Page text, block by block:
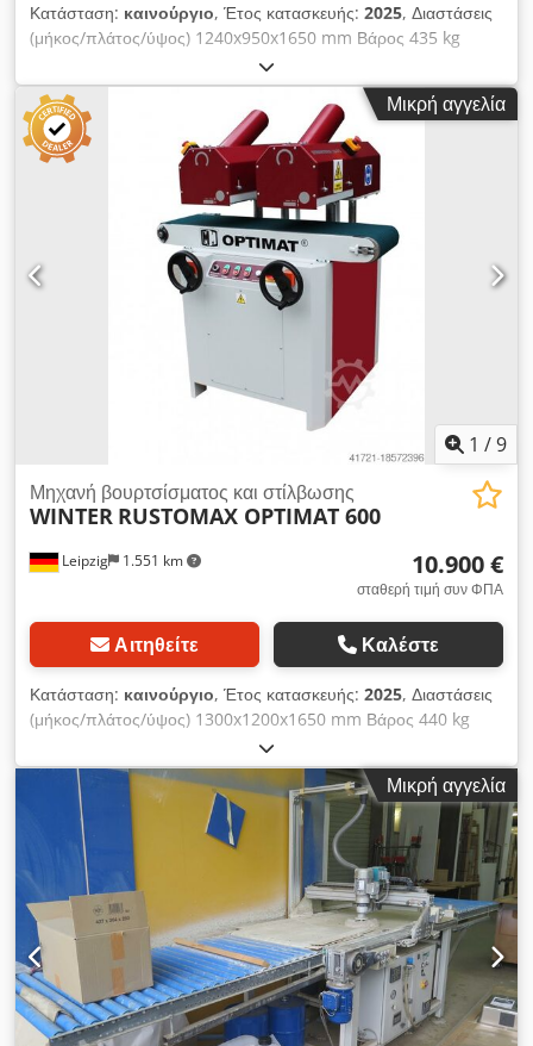
Κατάσταση: καινούργιο, Έτος κατασκευής: 2025, Διαστάσεις
(μήκος/πλάτος/ύψος) 1240x950x1650 mm Βάρος 435 kg
Συνολική απαίτηση ισχύος 4,65 kW Βουρτσιστικό μηχάνημα
RUSTOMAX 300 DELUXE - Πλάτος εργασίας 300 mm - Ύψος
εργασίας μέγ. 300 mm - Μήκος εργασίας 1100 mm -
Διάμετρος βούρτσας 190 mm - Ταχύτητα βούρτσας 1500 rpm
- Διάμετρος οπής βούρτσας 40 mm - δύο μονάδες βούρτσας
συμπεριλαμβανομένης της βούρτσας - Ταχύτητα τροφοδοσίας
συνεχώς ρυθμιζόμενη έως 10 m/min. Cjdpfjv A Hdcsx Ah Usrf
- Ύψος εργασίας 940 mm - Διάμετρος ακροφυσίου εισαγωγής
2 x 120 mm - Μονάδες βούρτσας ισχύος 2 x 2,2 KW -
Τροφοδοσία κινητήρα 0,25 KW - Συνολική ισχύς 4,65 kW -
Τάση 400 V/ 50 Hz - συμπεριλαμβανομένων 2 βουρτσών για
δόμηση σκληρού και μαλακού τεμαχίου σε ρολό με το χέρι
διαστάσεις L= 1240 mm, W = 950 mm, Υ = 1650 mm - Βάρος
Μικρή αγγελία
1 /9
Leipzig 1.551 km
Μηχανή βουρτσίσματος και στίλβωσης
WINTER RUSTOMAX OPTIMAT 600
10.900 €
σταθερή τιμή συν ΦΠΑ
Αιτηθείτε Καλέστε
Κατάσταση: καινούργιο, Έτος κατασκευής: 2025, Διαστάσεις
(μήκος/πλάτος/ύψος) 1300x1200x1650 mm Βάρος 440 kg
Συνολική απαίτηση ισχύος 8 kW Βουρτσιστικό μηχάνημα
RUSTOMAX OPTIMAT 600 - Πλάτος εργασίας 600 mm - μέγ.
ύψος υλικού 300 mm - Μήκος εργασίας 1200 mm - Διάμετρος
βούρτσας 190 mm - Ταχύτητα βούρτσας 1500 rpm -
Διάμετρος άξονα 40 mm - Αριθμός βουρτσών: 2 τεμ. (μέταλλο
+ νάιλον) - μέγ. ταχύτητα του ιμάντα τροφοδοσίας + ρύθμιση
χωρίς βαθμίδες 0 - 10 m/min. - Ύψος εργασίας 940 mm + 50
mm - Διάμετρος ακροφυσίου εξαγωγής 2 x 120 mm - Συνολική
ισχύς 8,0 kW (2 x 4 KW) - Τάση 400V / 50Hz - Συνολικές
διαστάσεις L=1300 mm, Π=1200 mm, Υ=1650 mm - Βάρος 44
Cjdpsv A Hdpofx Ah Uerf
Μικρή αγγελία